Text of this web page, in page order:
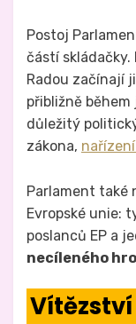
Postoj
částí skládačky.
Radou začínají
přibližně
důležitý
zákona,
Parlament také
Evropské unie:
poslanců EP a
necíleného